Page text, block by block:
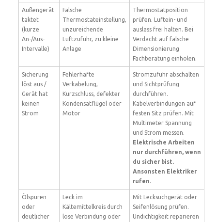
Außengerät
taktet
(kurze
An-/Aus-
Intervalle)
Falsche
Thermostateinstellung,
unzureichende
Luftzufuhr, zu kleine
Anlage
Thermostatposition
prüfen. Luftein- und
auslass frei halten. Bei
Verdacht auf falsche
Dimensionierung
Fachberatung einholen.
Sicherung
löst aus /
Gerät hat
keinen
Strom
Fehlerhafte
Verkabelung,
Kurzschluss, defekter
Kondensatflügel oder
Motor
Stromzufuhr abschalten
und Sichtprüfung
durchführen.
Kabelverbindungen auf
festen Sitz prüfen. Mit
Multimeter Spannung
und Strom messen.
Elektrische Arbeiten
nur durchführen, wenn
du sicher bist.
Ansonsten Elektriker
rufen.
Ölspuren
oder
deutlicher
Leck im
Kältemittelkreis durch
lose Verbindung oder
Mit Lecksuchgerät oder
Seifenlösung prüfen.
Undichtigkeit reparieren